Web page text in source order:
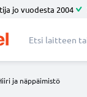
jo vuodesta 2004
ja näppäimistö